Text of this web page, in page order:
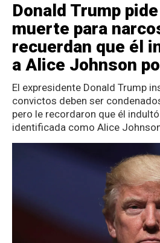
Donald Trump
muerte para
recuerdan que él
a Alice Johnson
El expresidente Donald Trump
convictos deben ser
pero le recordaron que él
identificada como Alice